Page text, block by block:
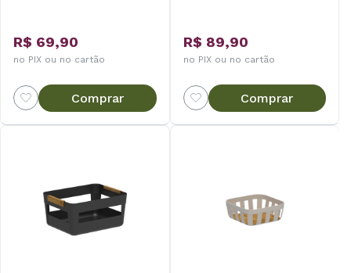
R$ 69,90
no PIX ou no cartão
Comprar
R$ 89,90
no PIX ou no cartão
Comprar